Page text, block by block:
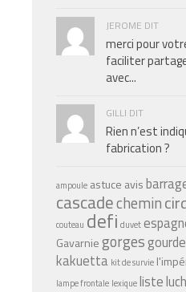
JEROME DIT
merci pour
faciliter
avec...
GILLI DIT
Rien n’est
fabrication ?
ampoule astuce avis
cascadechemin
couteau defi duvet
Gavarniegorges gourde
kakuetta kit de survie
lampe frontale lexiqueliste